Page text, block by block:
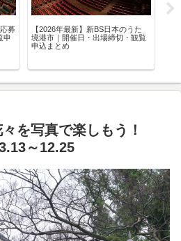
募
申
【2026年最新】新BS日本のうた
境港市｜開催日・出場締切・観覧
申込まとめ
々を写真で楽しもう！
～12.25